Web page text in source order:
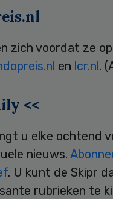
zich voordat ze
en lcr.nl.
<<
u elke ochtend
nieuws.
. U kunt de Skipr
rubrieken te